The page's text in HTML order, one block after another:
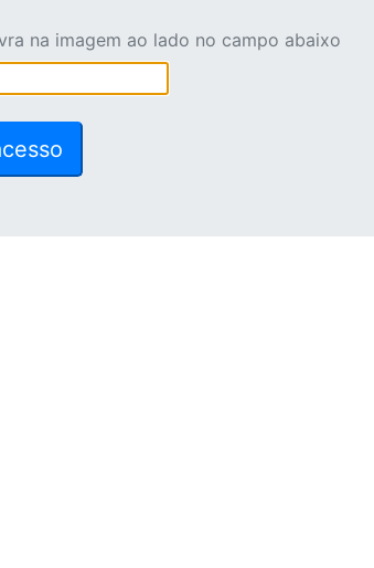
na imagem ao lado no campo abaixo